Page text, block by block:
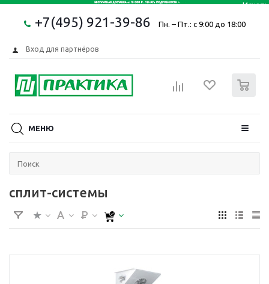
+7(495) 921-39-86 Пн. – Пт.: с 9:00 до 18:00
Вход для партнёров
МЕНЮ
сплит-системы